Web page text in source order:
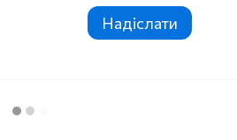
Надіслати